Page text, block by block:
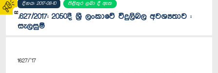
02
දිනය: 2017-08-10 පිළිතුර ලබා දී ඇත
1627/2017: 2050දී ශ්‍රී ලංකාවේ විදුලිබල අවශ්‍යතාව :
සැලසුම්
1627/’17